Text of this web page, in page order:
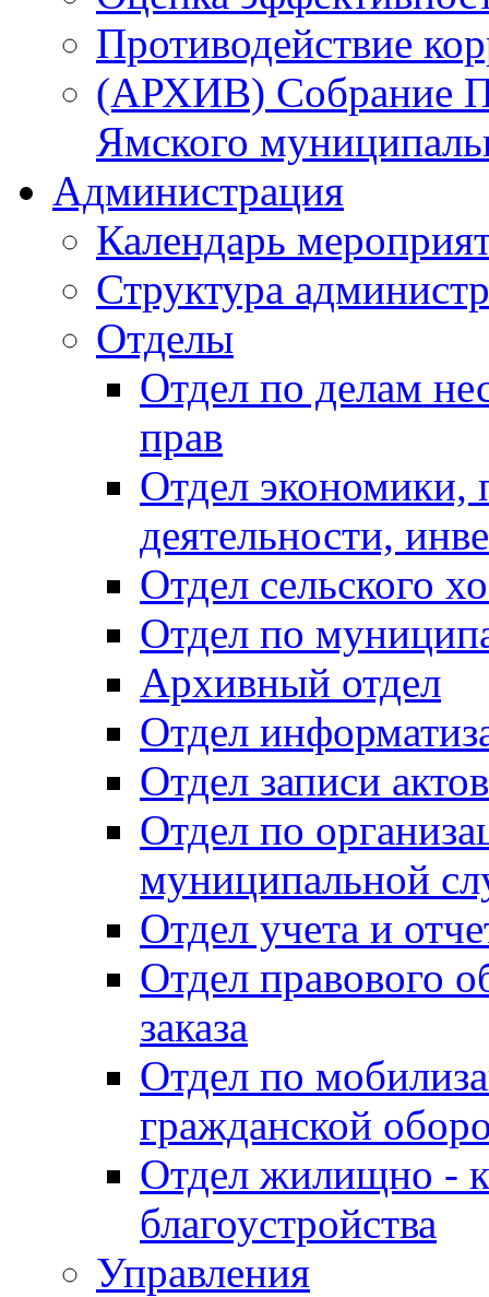
Противодействие
(АРХИВ) Собрание
Ямского
Администрация
Календарь
Структура
Отделы
Отдел по делам
прав
Отдел экономики,
деятельности,
Отдел сельского
Отдел по
Архивный отдел
Отдел
Отдел записи
Отдел по
муниципальной
Отдел учета и
Отдел правового
заказа
Отдел по
гражданской
Отдел жилищно -
благоустройства
Управления